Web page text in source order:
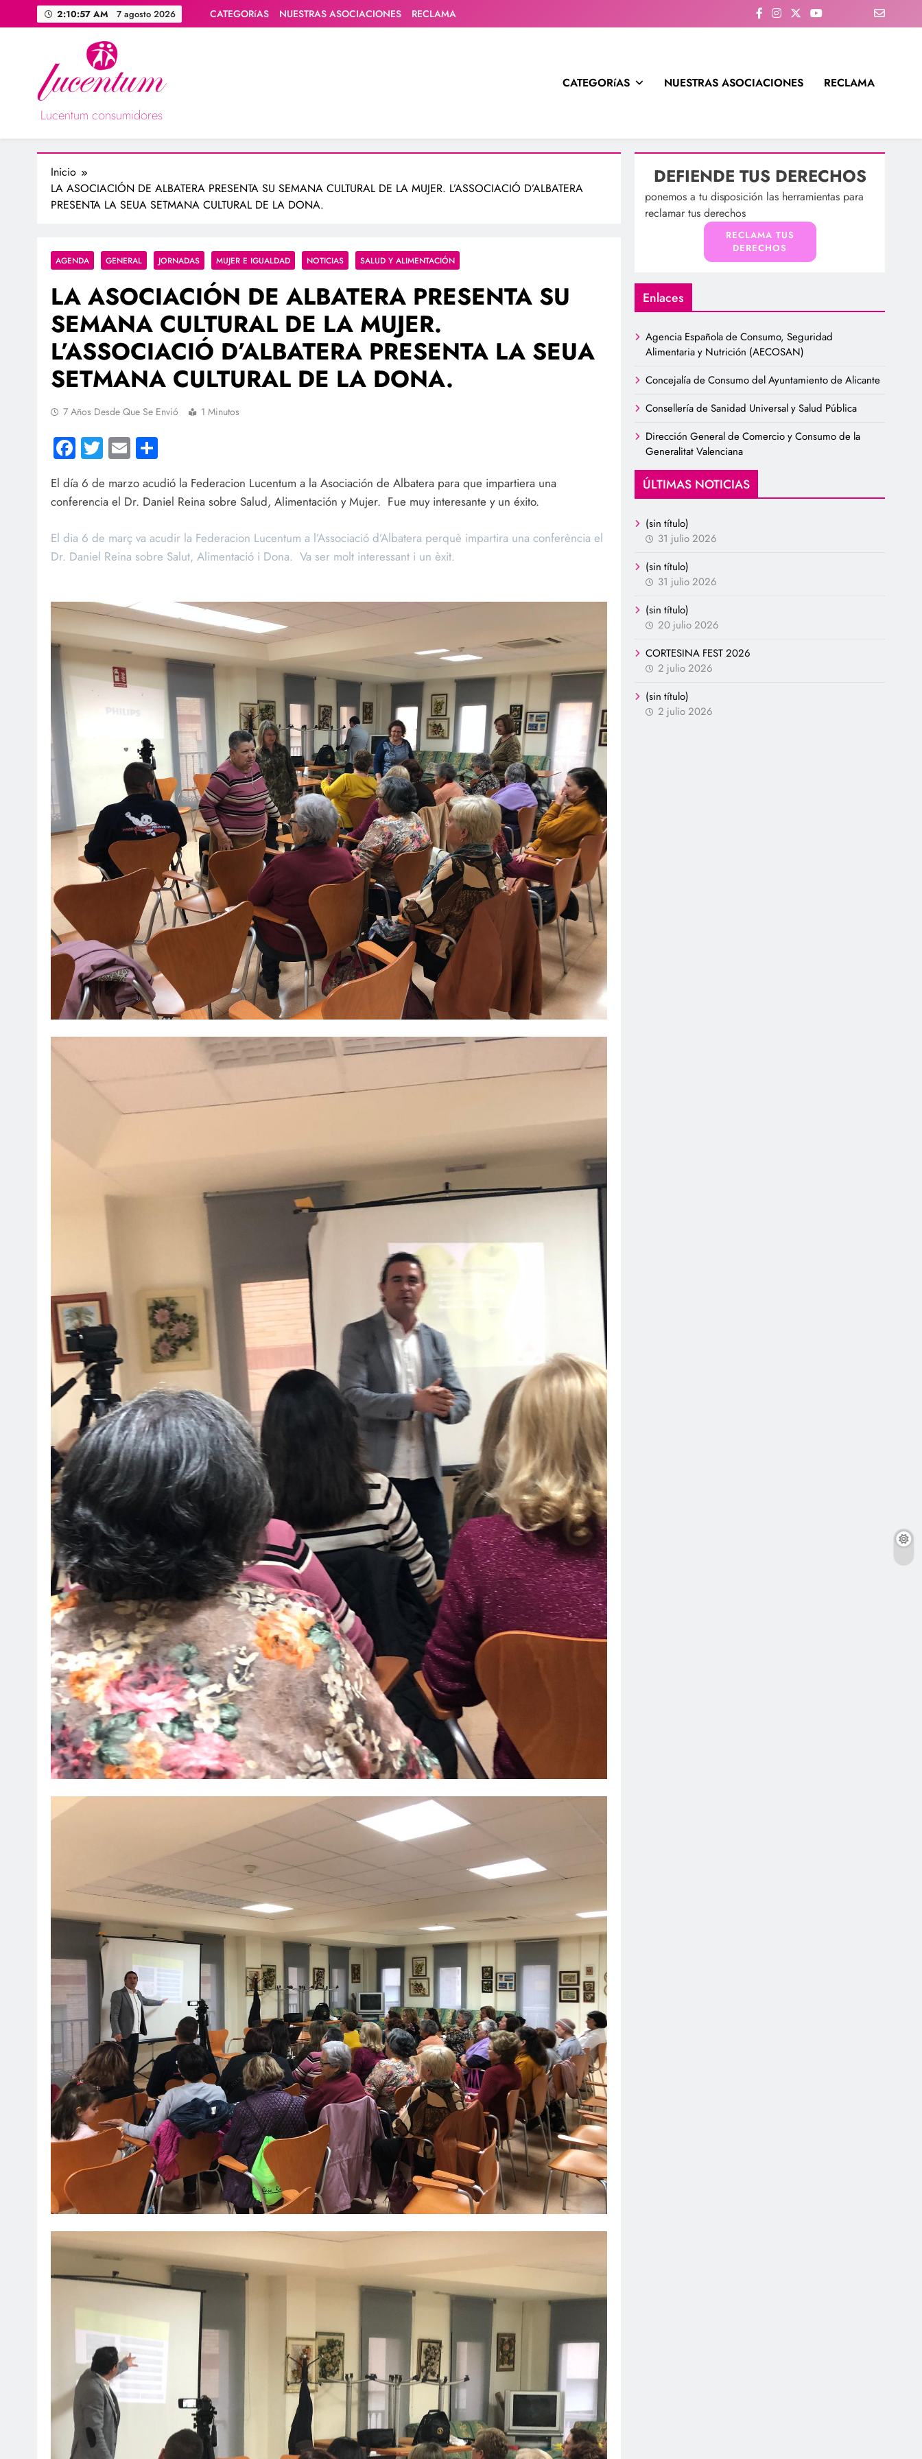
al
2:10:59 AM 7 agosto 2026 CATEGORíAS NUESTRAS ASOCIACIONES RECLAMA
Lucentum consumidores
Asociación de consumidores / consumidoras Lucentum
CATEGORíAS NUESTRAS ASOCIACIONES RECLAMA
Inicio
LA ASOCIACIÓN DE ALBATERA PRESENTA SU SEMANA CULTURAL DE LA MUJER. L’ASSOCIACIÓ D’ALBATERA
PRESENTA LA SEUA SETMANA CULTURAL DE LA DONA.
AGENDA GENERAL JORNADAS MUJER E IGUALDAD NOTICIAS SALUD Y ALIMENTACIÓN
LA ASOCIACIÓN DE ALBATERA PRESENTA SU
SEMANA CULTURAL DE LA MUJER.
L’ASSOCIACIÓ D’ALBATERA PRESENTA LA SEUA
SETMANA CULTURAL DE LA DONA.
7 Años Desde Que Se Envió 1 Minutos
Facebook
Twitter
Email
El día 6 de marzo acudió la Federacion Lucentum a la Asociación de Albatera para que impartiera una
conferencia el Dr. Daniel Reina sobre Salud, Alimentación y Mujer. Fue muy interesante y un éxito.
El dia 6 de març va acudir la Federacion Lucentum a l’Associació d’Albatera perquè impartira una conferència el
Dr. Daniel Reina sobre Salut, Alimentació i Dona. Va ser molt interessant i un èxit.
DEFIENDE TUS DERECHOS
ponemos a tu disposición las herramientas para
reclamar tus derechos
RECLAMA TUS
DERECHOS
Enlaces
Agencia Española de Consumo, Seguridad
Alimentaria y Nutrición (AECOSAN)
Concejalía de Consumo del Ayuntamiento de Alicante
Consellería de Sanidad Universal y Salud Pública
Dirección General de Comercio y Consumo de la
Generalitat Valenciana
ÚLTIMAS NOTICIAS
(sin título)
31 julio 2026
(sin título)
31 julio 2026
(sin título)
20 julio 2026
CORTESINA FEST 2026
2 julio 2026
(sin título)
2 julio 2026